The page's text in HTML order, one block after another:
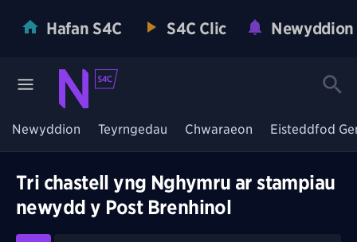
Hafan S4C S4C Clic Newyddion
Newyddion Teyrngedau Chwaraeon Eisteddfod
Tri chastell yng Nghymru ar stampiau
newydd y Post Brenhinol